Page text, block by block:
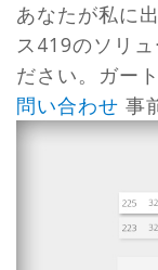
あなたが私に
ス419のソリ
ださい。ガー
問い合わせ 事